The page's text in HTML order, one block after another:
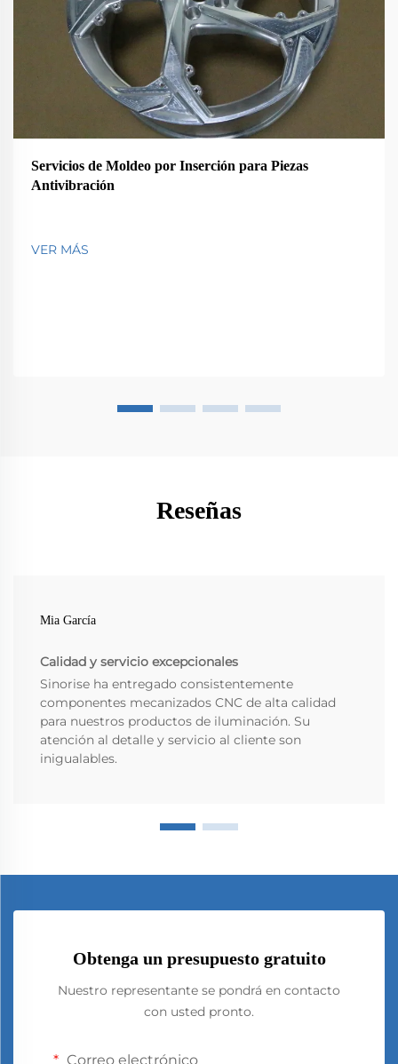
Servicios de Moldeo por Inserción para Piezas
Antivibración
VER MÁS
Reseñas
Mia García
Calidad y servicio excepcionales
Sinorise ha entregado consistentemente
componentes mecanizados CNC de alta calidad
para nuestros productos de iluminación. Su
atención al detalle y servicio al cliente son
inigualables.
Obtenga un presupuesto gratuito
Nuestro representante se pondrá en contacto
con usted pronto.
Correo electrónico